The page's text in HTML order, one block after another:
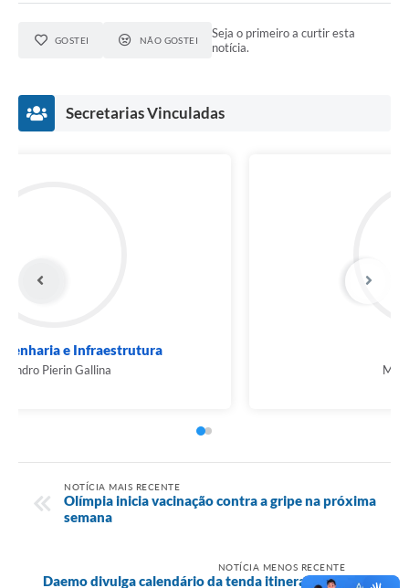
GOSTEI NÃO GOSTEI
Seja o primeiro a curtir esta
notícia.
Secretarias Vinculadas
Obras, Engenharia e Infraestrutura
NOTÍCIA MAIS RECENTE
Olímpia inicia vacinação contra a gripe na próxima
semana
NOTÍCIA MENOS RECENTE
Daemo divulga calendário da tenda itinerante de